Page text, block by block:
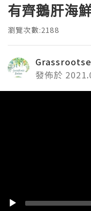
有齊鵝肝海
瀏覽次數:2188
發佈於